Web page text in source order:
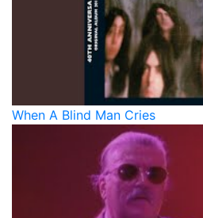
When A Blind Man Cries